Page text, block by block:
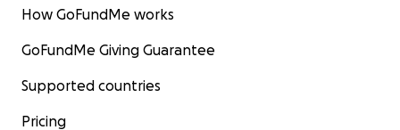
How GoFundMe works
GoFundMe Giving Guarantee
Supported countries
Pricing